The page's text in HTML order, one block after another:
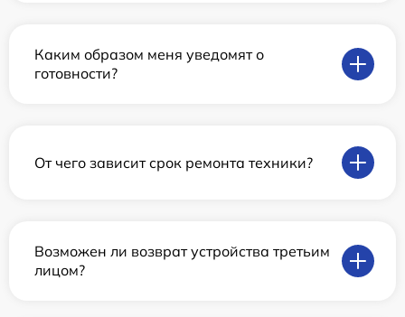
Каким образом меня уведомят о
готовности?
От чего зависит срок ремонта техники?
Возможен ли возврат устройства третьим
лицом?